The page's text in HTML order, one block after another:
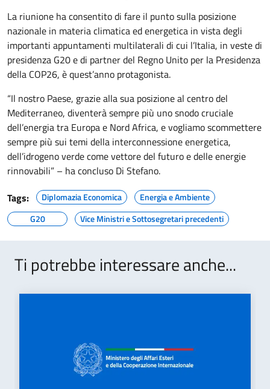
La riunione ha consentito di fare il punto sulla posizione
nazionale in materia climatica ed energetica in vista degli
importanti appuntamenti multilaterali di cui l’Italia, in veste di
presidenza G20 e di partner del Regno Unito per la Presidenza
della COP26, è quest’anno protagonista.
“Il nostro Paese, grazie alla sua posizione al centro del
Mediterraneo, diventerà sempre più uno snodo cruciale
dell’energia tra Europa e Nord Africa, e vogliamo scommettere
sempre più sui temi della interconnessione energetica,
dell’idrogeno verde come vettore del futuro e delle energie
rinnovabili” – ha concluso Di Stefano.
Tags:
Diplomazia Economica
Energia e Ambiente
G20
Vice Ministri e Sottosegretari precedenti
Ti potrebbe interessare anche...